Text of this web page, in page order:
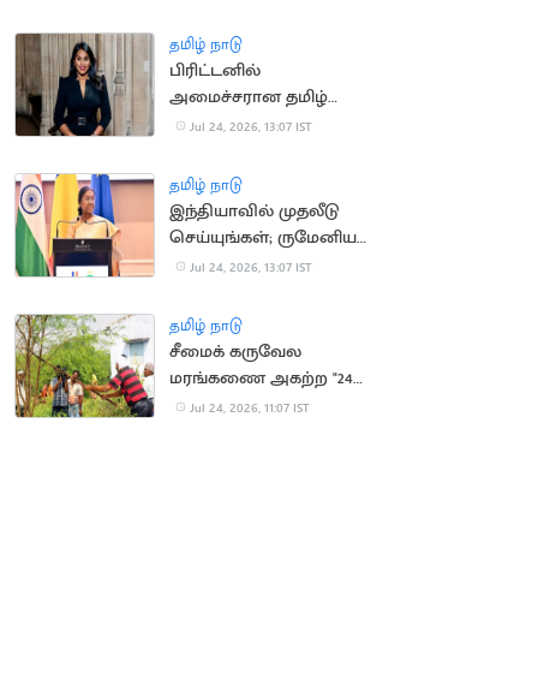
தமிழ் நாடு
பிரிட்டனில்
அமைச்சரான தமிழ்
வம்சாவளி பெண்
Jul 24, 2026, 13:07 IST
தமிழ் நாடு
இந்தியாவில் முதலீடு
செய்யுங்கள்; ருமேனிய
நிறுவனங்களுக்கு
அழைப்பு
Jul 24, 2026, 13:07 IST
தமிழ் நாடு
சீமைக் கருவேல
மரங்கணை அகற்ற "24
மணி நேரத்தில்
Jul 24, 2026, 11:07 IST